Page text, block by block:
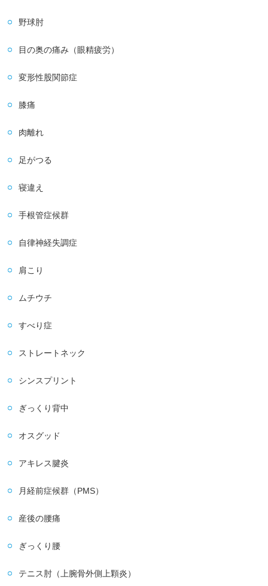
野球肘
目の奥の痛み（眼精疲労）
変形性股関節症
膝痛
肉離れ
足がつる
寝違え
手根管症候群
自律神経失調症
肩こり
ムチウチ
すべり症
ストレートネック
シンスプリント
ぎっくり背中
オスグッド
アキレス腱炎
月経前症候群（PMS）
産後の腰痛
ぎっくり腰
テニス肘（上腕骨外側上顆炎）